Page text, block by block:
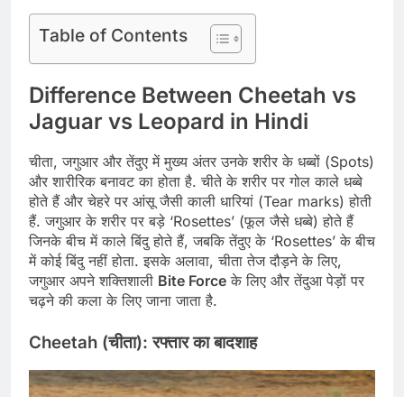
Table of Contents
Difference Between Cheetah vs
Jaguar vs Leopard in Hindi
चीता, जगुआर और तेंदुए में मुख्य अंतर उनके शरीर के धब्बों (Spots)
और शारीरिक बनावट का होता है. चीते के शरीर पर गोल काले धब्बे
होते हैं और चेहरे पर आंसू जैसी काली धारियां (Tear marks) होती
हैं. जगुआर के शरीर पर बड़े ‘Rosettes’ (फूल जैसे धब्बे) होते हैं
जिनके बीच में काले बिंदु होते हैं, जबकि तेंदुए के ‘Rosettes’ के बीच
में कोई बिंदु नहीं होता. इसके अलावा, चीता तेज दौड़ने के लिए,
जगुआर अपने शक्तिशाली Bite Force के लिए और तेंदुआ पेड़ों पर
चढ़ने की कला के लिए जाना जाता है.
Cheetah (चीता): रफ्तार का बादशाह